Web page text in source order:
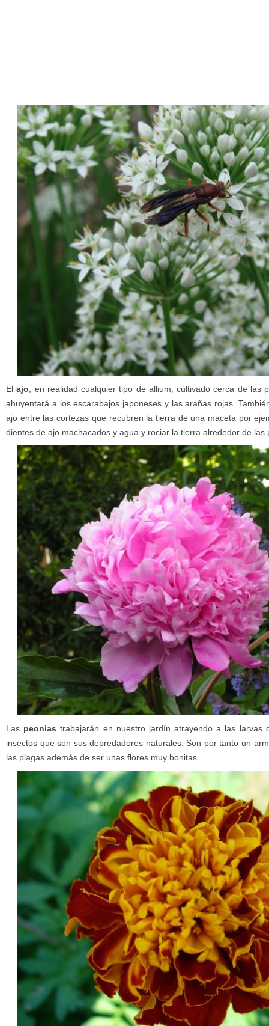
Elajo , en realidad cualquier tipo de allium, cultivado cerca de las
ahuyentará a los escarabajos japoneses y las arañas rojas.
ajo entre las cortezas que recubren la tierra de una maceta por
dientes de ajo machacados y agua y rociar la tierra alrededor de las
Las peoniastrabajarán en nuestro jardín atrayendo a las
insectos que son sus depredadores naturales. Son por tanto un
las plagas además de ser unas flores muy bonitas.